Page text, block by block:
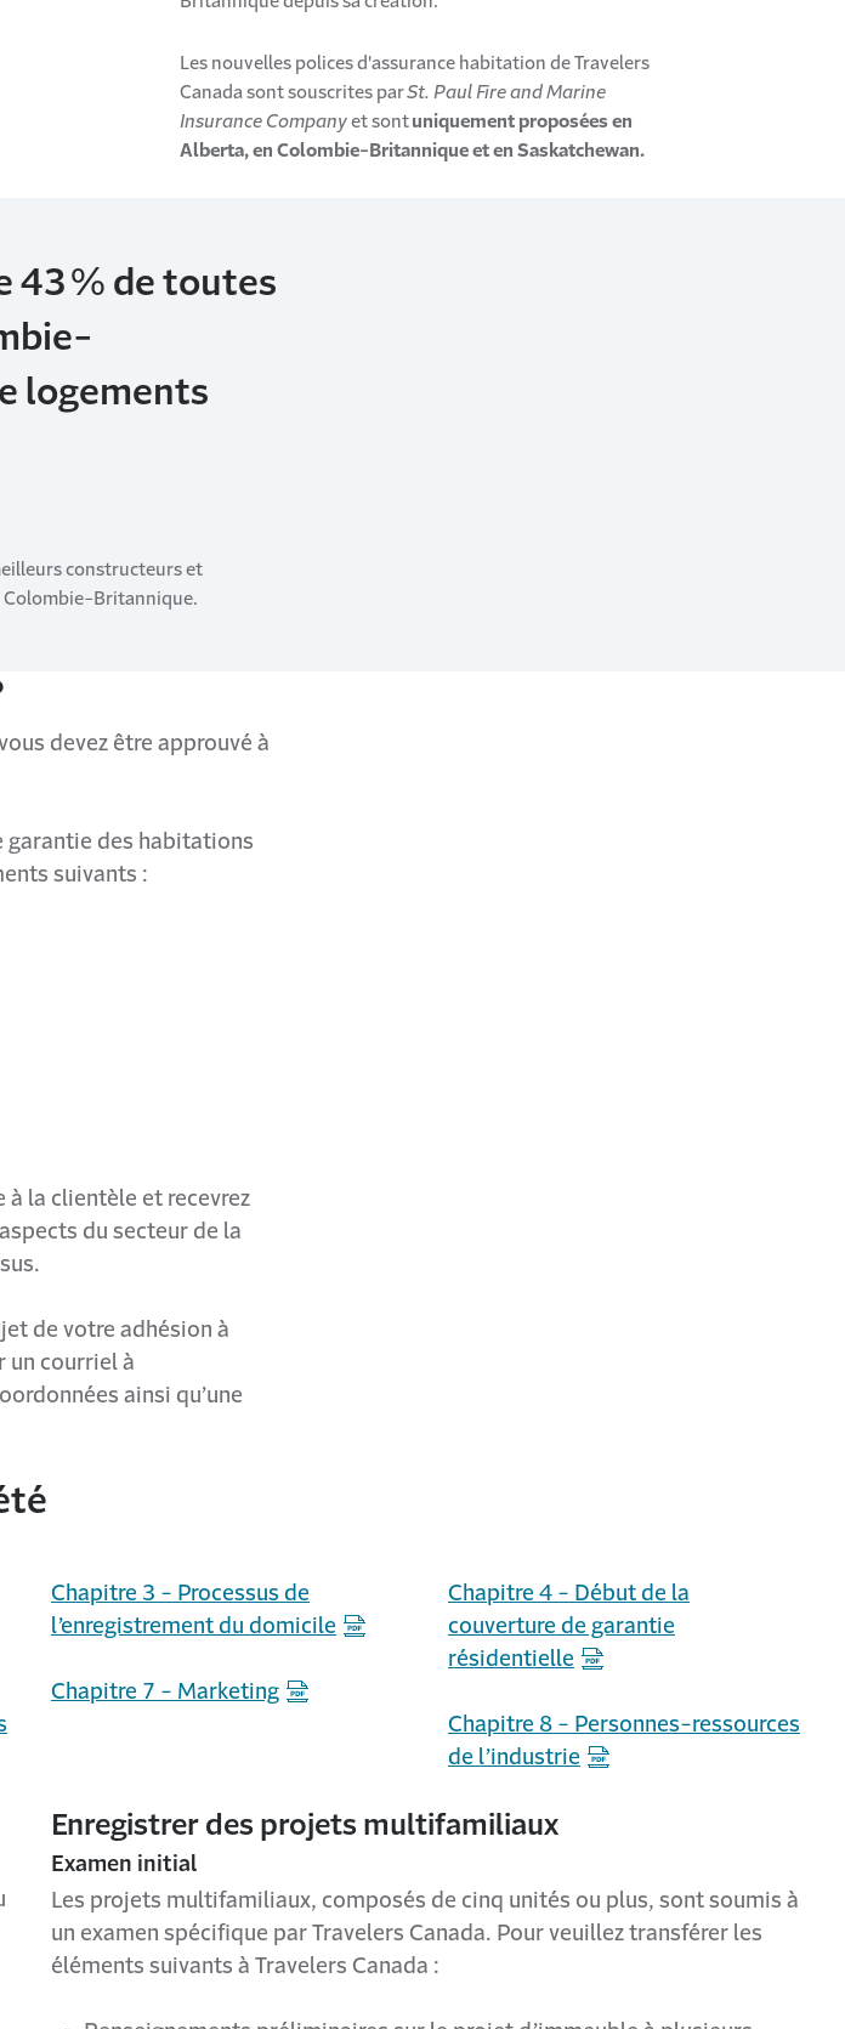
Les nouvelles polices d'assurance habitation de Travelers
Canada sont souscrites par St. Paul Fire and Marine
Insurance Company et sont uniquement proposées en
Alberta, en Colombie-Britannique et en Saskatchewan.
43 % de toutes
logements
constructeurs et
Britannique.
devez être approuvé à
garantie des habitations
suivants :
à la clientèle et recevrez
du secteur de la
de votre adhésion à
un courriel à
ainsi qu’une
Chapitre 3 - Processus de
l’enregistrement du domicile
Chapitre 7 - Marketing
Chapitre 4 - Début de la
couverture de garantie
résidentielle
Chapitre 8 - Personnes-ressources
de l’industrie
Enregistrer des projets multifamiliaux
Examen initial
Les projets multifamiliaux, composés de cinq unités ou plus, sont soumis à
un examen spécifique par Travelers Canada. Pour veuillez transférer les
éléments suivants à Travelers Canada :